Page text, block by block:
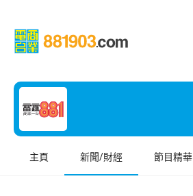
主頁 新聞/財經 節目精華